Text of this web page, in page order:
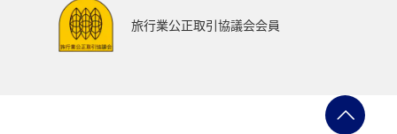
旅行業公正取引協議会会員